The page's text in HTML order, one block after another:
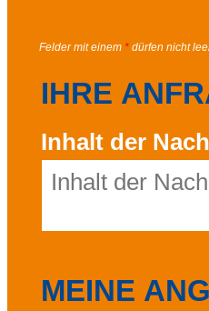
Felder mit einem * dürfen nicht
IHRE
Inhalt der
MEINE